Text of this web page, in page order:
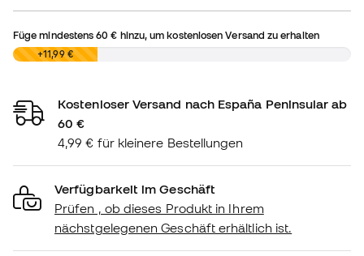
Füge mindestens60 € hinzu, um kostenlosen Versand zu erhalten
0,00 €+11,99 €
Kostenloser Versand nach España Peninsular ab
60 €
4,99 € für kleinere Bestellungen
Verfügbarkeit im Geschäft
Prüfen , ob dieses Produkt in Ihrem
nächstgelegenen Geschäft erhältlich ist.